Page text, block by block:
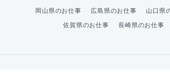
岡山県のお仕事 広島県のお仕事 山口県
佐賀県のお仕事 長崎県のお仕事